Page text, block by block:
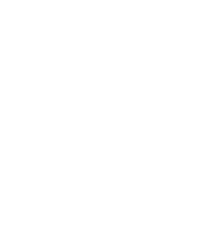
e-zasobów do kształcenia
tworzenia szkół ćwiczeń"
programów nauczania"
i odbiór zestawów narzędzi